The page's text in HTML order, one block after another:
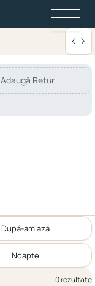
Adaugă Retur
După-amiază
Noapte
0 rezultate